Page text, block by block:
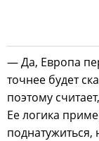
— Да, Европа
точнее будет
поэтому
Ее логика
поднатужиться,